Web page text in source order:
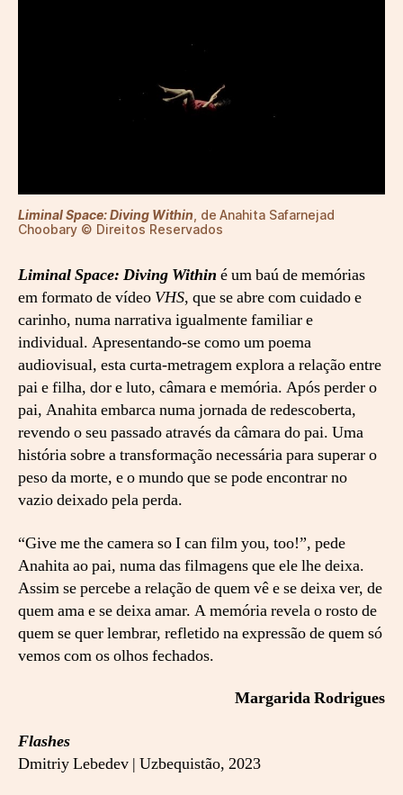
Liminal Space: Diving Within, de Anahita Safarnejad
Choobary © Direitos Reservados
Liminal Space: Diving Within é um baú de memórias
em formato de vídeo VHS, que se abre com cuidado e
carinho, numa narrativa igualmente familiar e
individual. Apresentando-se como um poema
audiovisual, esta curta-metragem explora a relação entre
pai e filha, dor e luto, câmara e memória. Após perder o
pai, Anahita embarca numa jornada de redescoberta,
revendo o seu passado através da câmara do pai. Uma
história sobre a transformação necessária para superar o
peso da morte, e o mundo que se pode encontrar no
vazio deixado pela perda.
“Give me the camera so I can film you, too!”, pede
Anahita ao pai, numa das filmagens que ele lhe deixa.
Assim se percebe a relação de quem vê e se deixa ver, de
quem ama e se deixa amar. A memória revela o rosto de
quem se quer lembrar, refletido na expressão de quem só
vemos com os olhos fechados.
Margarida Rodrigues
Flashes
Dmitriy Lebedev | Uzbequistão, 2023